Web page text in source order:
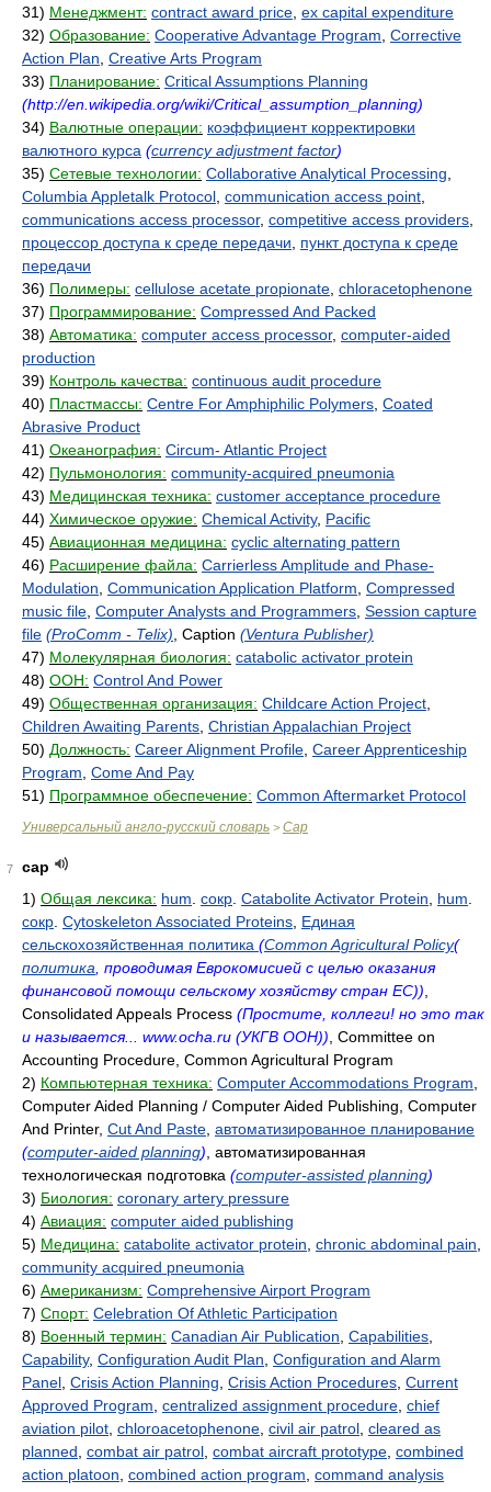
31) Менеджмент: contract award price ex capital expenditure
32) Образование: Cooperative Advantage Program Corrective
Action Plan Creative Arts Program
33) Планирование: Critical Assumptions Planning
(http://en.wikipedia.org/wiki/Critical_assumption_planning)
34) Валютные операции: коэффициент корректировки
валютного курса (currency adjustment factor)
35) Сетевые технологии: Collaborative Analytical Processing
Columbia Appletalk Protocol communication access point
communications access processor, competitive access providers
процессор доступа к среде передачи
пункт доступа к среде
передачи
36) Полимеры: cellulose acetate propionate chloracetophenone
37) Программирование: Compressed And Packed
38) Автоматика: computer access processor, computer-aided
production
39) Контроль качества: continuous audit procedure
40) Пластмассы: Centre For Amphiphilic Polymers Coated
Abrasive Product
41) Океанография: Circum- Atlantic Project
42) Пульмонология: community-acquired pneumonia
43) Медицинская техника: customer acceptance procedure
44) Химическое оружие: Chemical Activity, Pacific
45) Авиационная медицина: cyclic alternating pattern
46) Расширение файла: Carrierless Amplitude and Phase-
Modulation Communication Application Platform Compressed
music file Computer Analysts and Programmers Session capture
file (ProComm - Telix) , Caption (Ventura Publisher)
47) Молекулярная биология: catabolic activator protein
48) ООН: Control And Power
49) Общественная организация: Childcare Action Project
Children Awaiting Parents Christian Appalachian Project
50) Должность: Career Alignment Profile Career Apprenticeship
Program Come And Pay
51) Программное обеспечение: Common Aftermarket Protocol
Универсальный англо-русский словарь > Cap
7
cap
1) Общая лексика: hum сокр Catabolite Activator Protein hum
сокр Cytoskeleton Associated Proteins Единая
сельскохозяйственная политика (Common Agricultural Policy(
политика , проводимая Еврокомисией с целью оказания
финансовой помощи сельскому хозяйству стран ЕС))
Consolidated Appeals Process (Простите, коллеги! но это так
и называется... www.ocha.ru (УКГВ ООН)) , Committee on
Accounting Procedure, Common Agricultural Program
2) Компьютерная техника: Computer Accommodations Program
Computer Aided Planning / Computer Aided Publishing, Computer
And Printer, Cut And Paste автоматизированное планирование
(computer-aided planning) , автоматизированная
технологическая подготовка (computer-assisted planning)
3) Биология: coronary artery pressure
4) Авиация: computer aided publishing
5) Медицина: catabolite activator protein chronic abdominal pain
community acquired pneumonia
6) Американизм: Comprehensive Airport Program
7) Спорт: Celebration Of Athletic Participation
8) Военный термин: Canadian Air Publication Capabilities
Capability, Configuration Audit Plan Configuration and Alarm
Panel Crisis Action Planning Crisis Action Procedures Current
Approved Program centralized assignment procedure chief
aviation pilot chloroacetophenone civil air patrol cleared as
planned combat air patrol combat aircraft prototype combined
action platoon combined action program command analysis